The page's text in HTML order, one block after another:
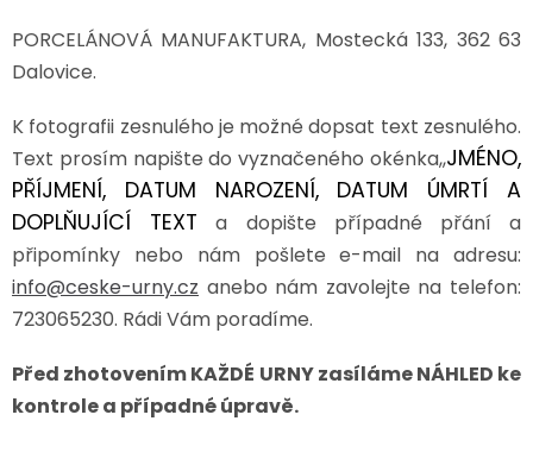
Přihlášení
PORCELÁNOVÁ MANUFAKTURA, Mostecká 133, 362 63
Dalovice.
K fotografii zesnulého je možné dopsat text zesnulého.
Text prosím napište do vyznačeného okénka,,JMÉNO,
PŘÍJMENÍ, DATUM NAROZENÍ, DATUM ÚMRTÍ A
DOPLŇUJÍCÍ TEXT a dopište případné přání a
připomínky nebo nám pošlete e-mail na adresu:
info@ceske-urny.cz anebo nám zavolejte na telefon:
723065230. Rádi Vám poradíme.
Před zhotovením KAŽDÉ URNY zasíláme NÁHLED ke
kontrole a případné úpravě.